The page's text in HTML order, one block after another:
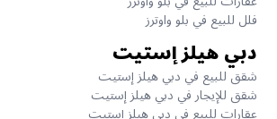
فلل للبيع في بلو واوترز
دبي هيلز إستيت
شقق للبيع في دبي هيلز إستيت
شقق للإيجار في دبي هيلز إستيت
عقارات للبيع في دبي هيلز إستيت